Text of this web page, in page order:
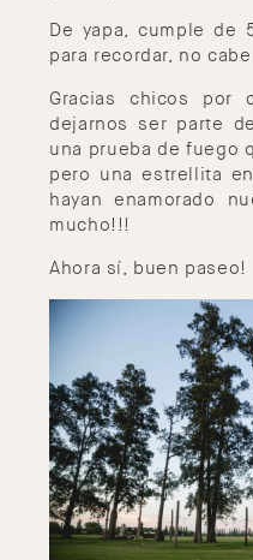
De yapa, cumple de
para recordar, no
Gracias chicos por
dejarnos ser parte
una prueba de fuego
pero una estrellita
hayan enamorado
mucho!!!
Ahora sí, buen paseo!